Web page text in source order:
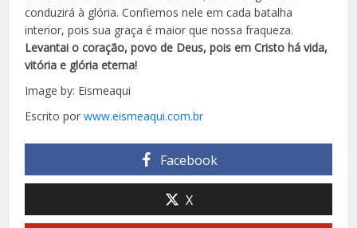
conduzirá à glória. Confiemos nele em cada batalha
interior, pois sua graça é maior que nossa fraqueza.
Levantai o coração, povo de Deus, pois em Cristo há vida,
vitória e glória eterna!
Image by: Eismeaqui
Escrito porwww.eismeaqui.com.br
Facebook
X